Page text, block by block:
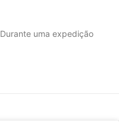
uma expedição